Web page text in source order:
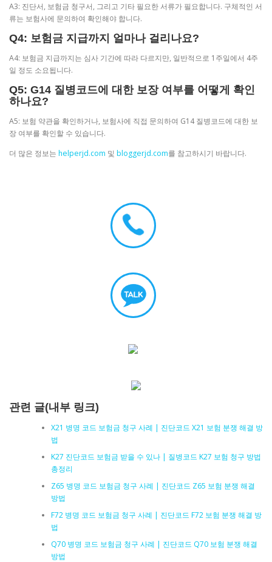
A3: 진단서, 보험금 청구서, 그리고 기타 필요한 서류가 필요합니다. 구체적인 서
류는 보험사에 문의하여 확인해야 합니다.
Q4: 보험금 지급까지 얼마나 걸리나요?
A4: 보험금 지급까지는 심사 기간에 따라 다르지만, 일반적으로 1주일에서 4주
일 정도 소요됩니다.
Q5: G14 질병코드에 대한 보장 여부를 어떻게 확인
하나요?
A5: 보험 약관을 확인하거나, 보험사에 직접 문의하여 G14 질병코드에 대한 보
장 여부를 확인할 수 있습니다.
더 많은 정보는 helperjd.com 및 bloggerjd.com를 참고하시기 바랍니다.
관련 글(내부 링크)
X21 병명 코드 보험금 청구 사례 | 진단코드 X21 보험 분쟁 해결 방
법
K27 진단코드 보험금 받을 수 있나 | 질병코드 K27 보험 청구 방법
총정리
Z65 병명 코드 보험금 청구 사례 | 진단코드 Z65 보험 분쟁 해결
방법
F72 병명 코드 보험금 청구 사례 | 진단코드 F72 보험 분쟁 해결 방
법
Q70 병명 코드 보험금 청구 사례 | 진단코드 Q70 보험 분쟁 해결
방법